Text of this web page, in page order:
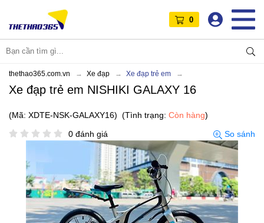
0
thethao365.com.vn Xe đạp Xe đạp trẻ em
Xe đạp trẻ em NISHIKI GALAXY 16
(Mã: XDTE-NSK-GALAXY16) (Tình trạng: Còn hàng)
0 đánh giá
So sánh